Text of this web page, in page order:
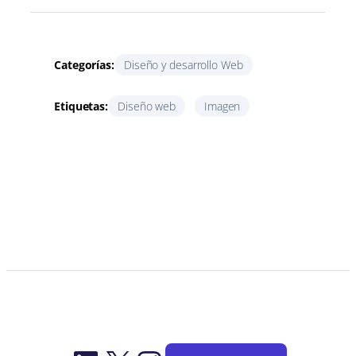
Categorías: Diseño y desarrollo Web
Etiquetas: Diseño web Imagen